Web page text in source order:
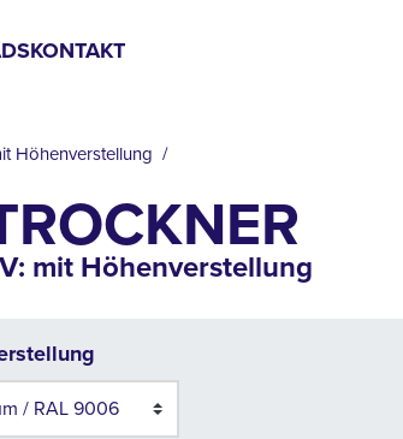
KONTAKT
Höhenverstellung
mit Höhenverstellung